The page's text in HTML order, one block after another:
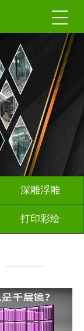
深雕浮雕
打印彩绘